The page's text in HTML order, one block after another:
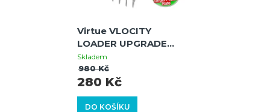
Virtue VLOCITY
LOADER UPGRADE
CHIP
Skladem
DO KOŠÍKU
280 Kč
980 Kč